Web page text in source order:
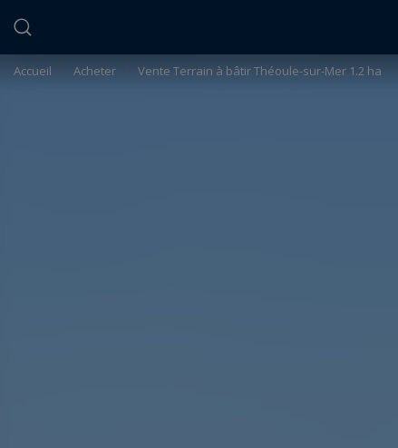
Accueil > Acheter > Vente Terrain à bâtir Théoule-sur-Mer 1.2 ha